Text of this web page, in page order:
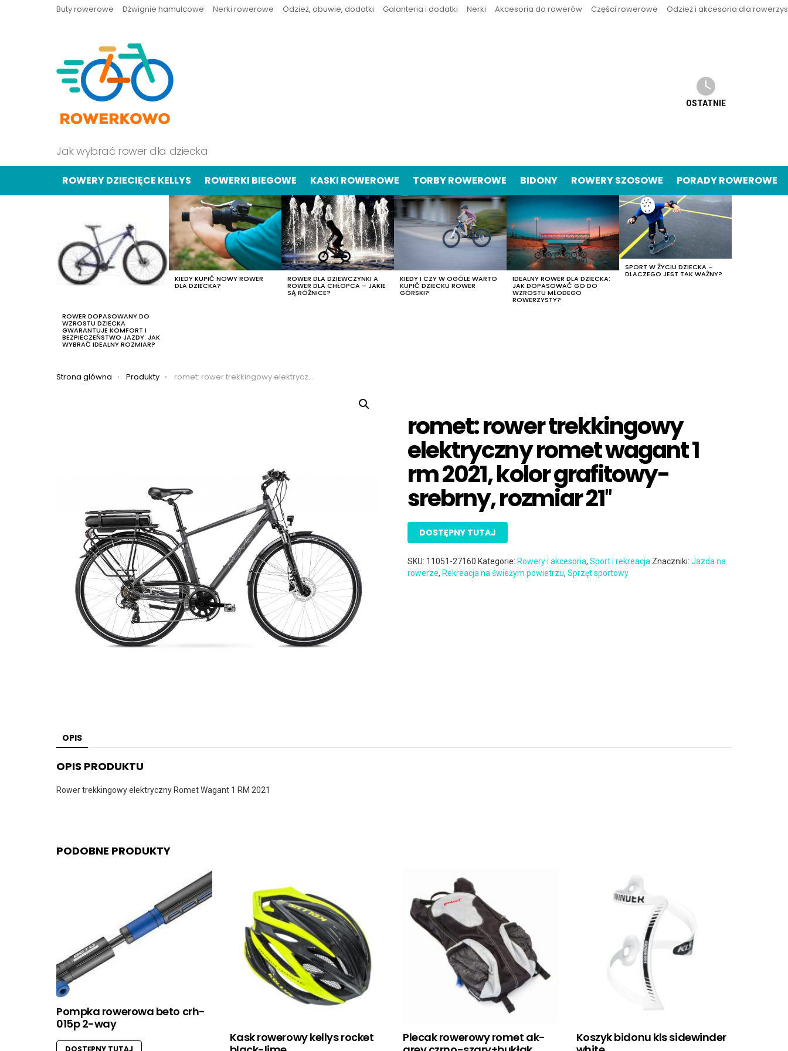
Buty rowerowe Dźwignie hamulcowe Nerki rowerowe Odzież, obuwie, dodatki Galanteria i dodatki Nerki Akcesoria do rowerów Części rowerowe Odzież i akcesoria dla
Jak wybrać rower dla dziecka
OSTATNIE
ROWERY DZIECIĘCE KELLYS ROWERKI BIEGOWE KASKI ROWEROWE TORBY ROWEROWE BIDONY ROWERY SZOSOWE PORADY ROWEROWE
ROWER DOPASOWANY DO
WZROSTU DZIECKA
GWARANTUJE KOMFORT I
BEZPIECZEŃSTWO JAZDY. JAK
WYBRAĆ IDEALNY ROZMIAR?
KIEDY KUPIĆ NOWY ROWER
DLA DZIECKA?
ROWER DLA DZIEWCZYNKI A
ROWER DLA CHŁOPCA – JAKIE
SĄ RÓŻNICE?
KIEDY I CZY W OGÓLE WARTO
KUPIĆ DZIECKU ROWER
GÓRSKI?
IDEALNY ROWER DLA DZIECKA:
JAK DOPASOWAĆ GO DO
WZROSTU MŁODEGO
ROWERZYSTY?
SPORT W ŻYCIU DZIECKA –
DLACZEGO JEST TAK WAŻNY?
Jesteś tutaj:
Strona główna Produkty romet: rower trekkingowy elektryczny romet wagant 1 rm 2021, kolor grafitowy-srebrny, rozmiar 21″
romet: rower trekkingowy
elektryczny romet wagant 1
rm 2021, kolor grafitowy-
srebrny, rozmiar 21″
DOSTĘPNY TUTAJ
SKU: 11051-27160 Kategorie: Rowery i akcesoria,Sport i rekreacja Znaczniki:Jazda na
rowerze, Rekreacja na świeżym powietrzu,Sprzęt sportowy
OPIS
OPIS PRODUKTU
Rower trekkingowy elektryczny Romet Wagant 1 RM 2021
PODOBNE PRODUKTY
Pompka rowerowa beto crh-
015p 2-way
Kask rowerowy kellys rocket
Plecak rowerowy romet ak-
Koszyk bidonu kls sidewinder